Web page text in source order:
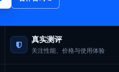
真实测评
关注性能、价格与使用体验